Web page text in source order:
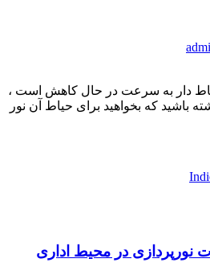
حیاط‌ دار‌ به سرعت در حال کاهش است ،
باشید که بخواهید برای حیاط آن نور
نورپردازی در محیط اداری